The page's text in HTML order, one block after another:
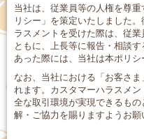
当社は、従業員等の人権を尊
リシー」を策定いたしました
ラスメントを受けた際は、従
ともに、上長等に報告・相談
あった際には、当社は本ポリシ
なお、当社における「お客さ
れます。カスタマーハラスメ
全な取引環境が実現できるも
解・ご協力を賜りますようお願